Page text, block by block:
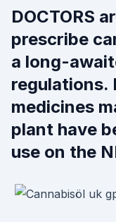
DOCTORS
prescribe
a long-
regulations.
medicines
plant have
use on the